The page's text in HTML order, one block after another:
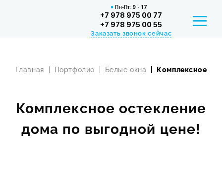
Пн-Пт: 9 - 17
+7 978 975 00 77
+7 978 975 00 55
Заказать звонок сейчас
РАССРОЧКА И КРЕДИТ
КОНТАКТЫ
Главная Портфолио Белые окна Комплексное
Комплексное остекление
дома по выгодной цене!